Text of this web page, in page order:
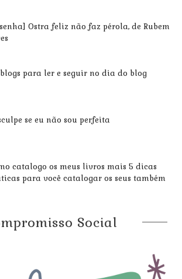
Ostra feliz não faz pérola, de Rubem
para ler e seguir no dia do blog
se eu não sou perfeita
catalogo os meus livros mais 5 dicas
para você catalogar os seus também
Social